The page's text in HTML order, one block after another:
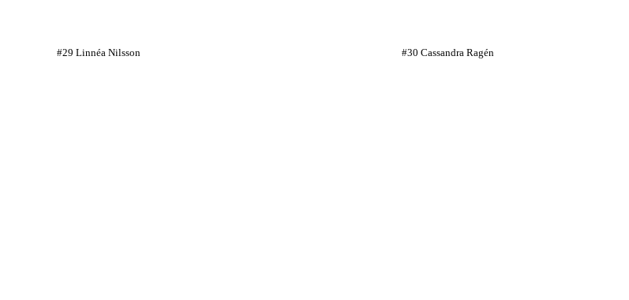
#29 Linnéa Nilsson #30 Cassandra Ragén